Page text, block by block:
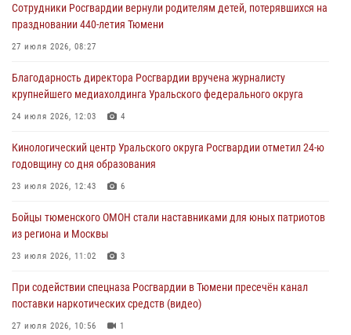
Росгвардейцы в Тюменской области почтили память генерала
армии Ивана Кирилловича Яковлева
05 августа 2026, 11:03
В Тюмени офицер Росгвардии в радиоэфире напомнил гражданам о
мерах безопасного владения оружием
05 августа 2026, 09:56
Военнослужащие Росгвардии сбили дрон-разведчик ВСУ на южном
направлении
05 августа 2026, 05:35
Стальной характер продемонстрировали росгвардейцы в ходе
масштабных спортивных событий на Урале
05 августа 2026, 05:22
Сотрудники Росгвардии вернули родителям детей, потерявшихся на
праздновании 440-летия Тюмени
27 июля 2026, 08:27
Благодарность директора Росгвардии вручена журналисту
крупнейшего медиахолдинга Уральского федерального округа
24 июля 2026, 12:03 4
Кинологический центр Уральского округа Росгвардии отметил 24-ю
годовщину со дня образования
23 июля 2026, 12:43 6
Бойцы тюменского ОМОН стали наставниками для юных патриотов
из региона и Москвы
23 июля 2026, 11:02 3
При содействии спецназа Росгвардии в Тюмени пресечён канал
поставки наркотических средств (видео)
27 июля 2026, 10:56 1